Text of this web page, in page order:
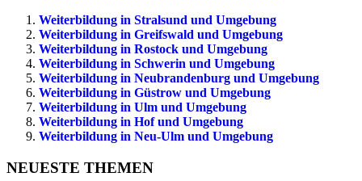
Weiterbildung in Stralsund und Umgebung
Weiterbildung in Greifswald und Umgebung
Weiterbildung in Rostock und Umgebung
Weiterbildung in Schwerin und Umgebung
Weiterbildung in Neubrandenburg und Umgebung
Weiterbildung in Güstrow und Umgebung
Weiterbildung in Ulm und Umgebung
Weiterbildung in Hof und Umgebung
Weiterbildung in Neu-Ulm und Umgebung
NEUESTE THEMEN